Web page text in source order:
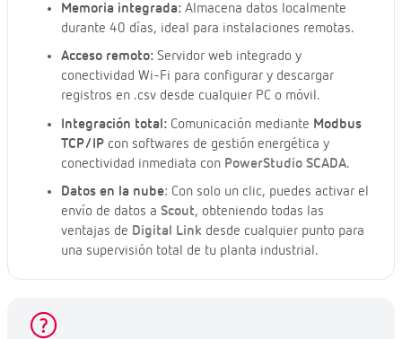
Memoria integrada: Almacena datos localmente
durante 40 días, ideal para instalaciones remotas.
Acceso remoto: Servidor web integrado y
conectividad Wi-Fi para configurar y descargar
registros en .csv desde cualquier PC o móvil.
Integración total: Comunicación mediante Modbus
TCP/IP con softwares de gestión energética y
conectividad inmediata con PowerStudio SCADA.
Datos en la nube: Con solo un clic, puedes activar el
envío de datos a Scout, obteniendo todas las
ventajas de Digital Link desde cualquier punto para
una supervisión total de tu planta industrial.